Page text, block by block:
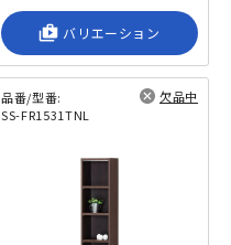
shop_2 バリエーション
品番/型番:
SS-FR1531TNL
欠品中